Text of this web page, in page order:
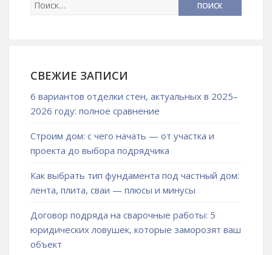
СВЕЖИЕ ЗАПИСИ
6 вариантов отделки стен, актуальных в 2025–
2026 году: полное сравнение
Строим дом: с чего начать — от участка и
проекта до выбора подрядчика
Как выбрать тип фундамента под частный дом:
лента, плита, сваи — плюсы и минусы
Договор подряда на сварочные работы: 5
юридических ловушек, которые заморозят ваш
объект